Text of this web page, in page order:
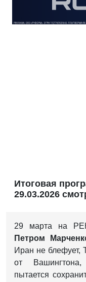
Итоговая
29.03.2026
29 марта на
Петром
Иран не блефует,
от
пытается